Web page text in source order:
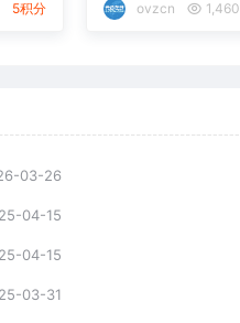
5积分 ovzcn 1,460
03-26
04-15
04-15
03-31